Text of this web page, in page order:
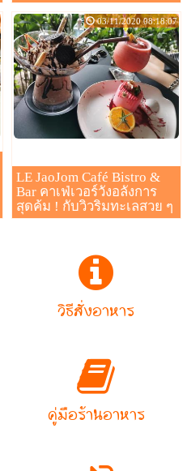
LE JaoJom Café Bistro​ &
Bar คาเฟ่เวอร์วังอลังการ
สุดค้ม ! กับวิวริมทะเลสวย ๆ
03/11/2020 08:18:07
วิธีสั่งอาหาร
คู่มือร้านอาหาร